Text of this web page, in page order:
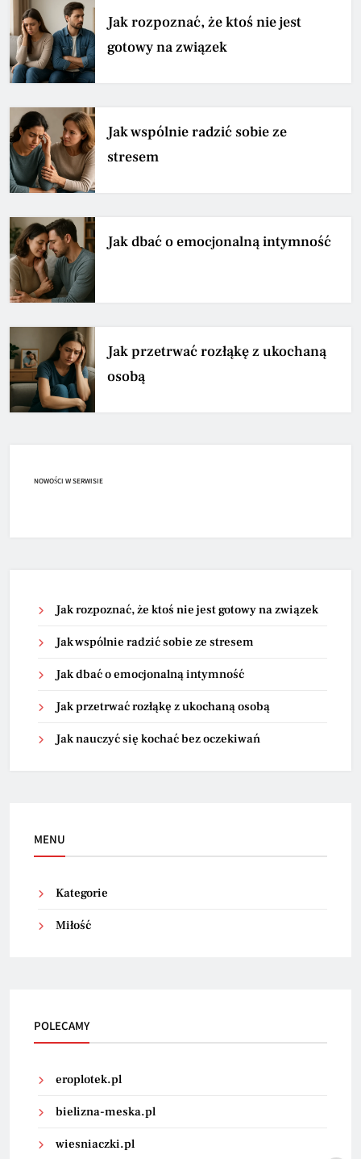
Jak rozpoznać, że ktoś nie jest
gotowy na związek
Jak wspólnie radzić sobie ze
stresem
Jak dbać o emocjonalną intymność
Jak przetrwać rozłąkę z ukochaną
osobą
NOWOŚCI W SERWISIE
Jak rozpoznać, że ktoś nie jest gotowy na związek
Jak wspólnie radzić sobie ze stresem
Jak dbać o emocjonalną intymność
Jak przetrwać rozłąkę z ukochaną osobą
Jak nauczyć się kochać bez oczekiwań
MENU
Kategorie
Miłość
POLECAMY
eroplotek.pl
bielizna-meska.pl
wiesniaczki.pl